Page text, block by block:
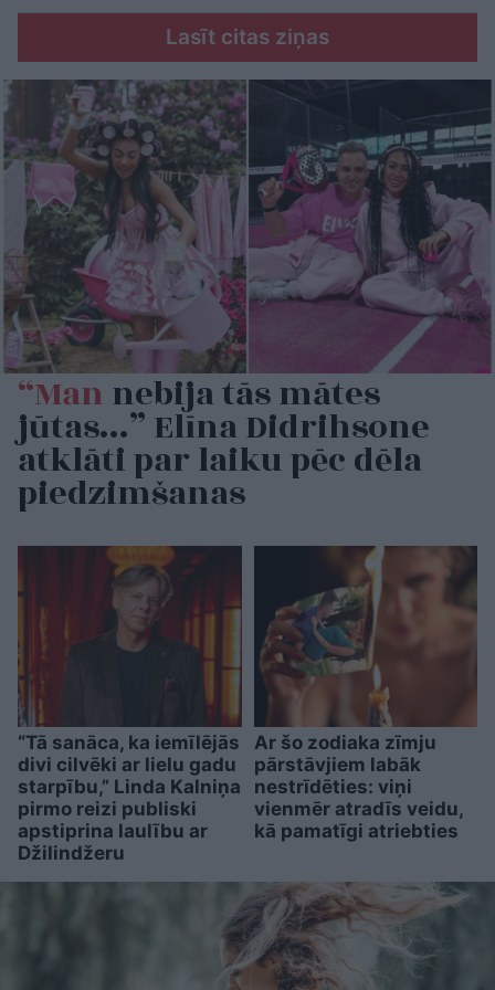
Lasīt citas ziņas
“Mannebija tās mātes
jūtas…” Elīna Didrihsone
atklāti par laiku pēc dēla
piedzimšanas
“Tā sanāca, ka iemīlējās
divi cilvēki ar lielu gadu
starpību,” Linda Kalniņa
pirmo reizi publiski
apstiprina laulību ar
Džilindžeru
Ar šo zodiaka zīmju
pārstāvjiem labāk
nestrīdēties: viņi
vienmēr atradīs veidu,
kā pamatīgi atriebties